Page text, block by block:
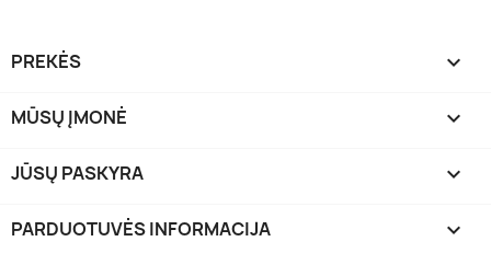
PREKĖS 
MŪSŲ ĮMONĖ 
JŪSŲ PASKYRA 
PARDUOTUVĖS INFORMACIJA keyboard_arrow_down